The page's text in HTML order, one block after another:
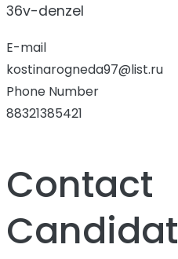
36v-denzel
E-mail
kostinarogneda97@list.ru
Phone Number
88321385421
Contact